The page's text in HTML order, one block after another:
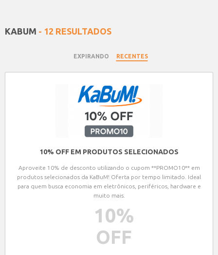
KABUM - 12 RESULTADOS
EXPIRANDO RECENTES
10% OFF EM PRODUTOS SELECIONADOS
Aproveite 10% de desconto utilizando o cupom **PROMO10** em
produtos selecionados da KaBuM! Oferta por tempo limitado. Ideal
para quem busca economia em eletrônicos, periféricos, hardware e
muito mais.
10%
OFF